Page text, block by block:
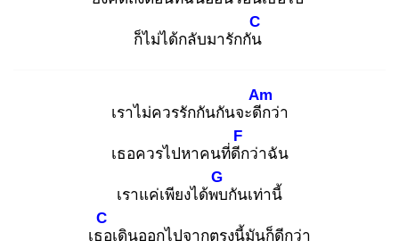
ก็ไม่ได้กลับมารักกัน
C
เราไม่ควรรักกันกันจะดีก
Am
ว่า
เธอควรไปหาคนที่ดีก
F
ว่าฉัน
เราแค่เพียงได้พบ
G
กันเท่านี้
เธอ
C
เดินออกไปจากตรงนี้มันก็ดีกว่า